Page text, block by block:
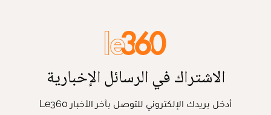
الاشتراك في الرسائل الإخبارية
أدخل بريدك الإلكتروني للتوصل بآخر الأخبار Le360